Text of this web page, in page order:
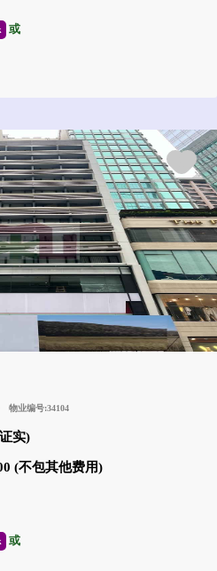
或
物业编号:34104
实)
(不包其他费用)
或